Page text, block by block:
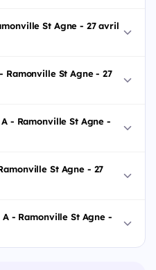
St Agne - 27 avril
Ramonville St Agne - 27
- Ramonville St Agne -
St Agne - 27
- Ramonville St Agne -